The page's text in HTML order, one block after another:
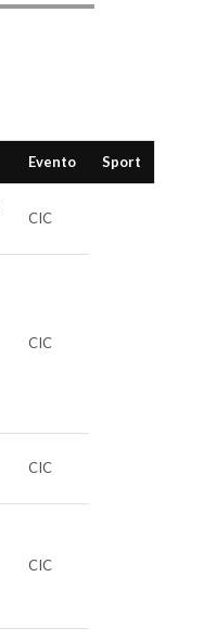
Evento Sport
CIC
CIC
CIC
CIC